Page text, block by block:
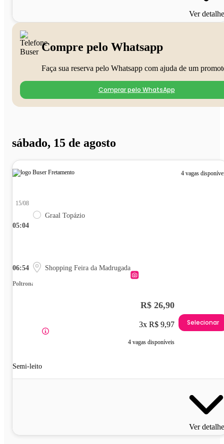
Ver
Compre pelo Whatsapp
Faça sua reserva pelo Whatsapp com ajuda de um
Comprar pelo WhatsApp
sábado, 15 de agosto
4 vagas
05:04
15/08
Graal Topázio
06:54 Shopping Feira da Madrugada
Poltrona
Semi-leito
R$ 26,90
3x R$ 9,97
4 vagas disponíveis
Selecionar
Ver